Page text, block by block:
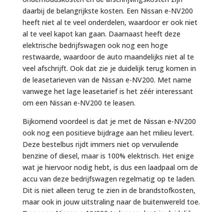
daarbij de belangrijkste kosten. Een Nissan e-NV200
heeft niet al te veel onderdelen, waardoor er ook niet
al te veel kapot kan gaan. Daarnaast heeft deze
elektrische bedrijfswagen ook nog een hoge
restwaarde, waardoor de auto maandelijks niet al te
veel afschrijft. Ook dat zie je duidelijk terug komen in
de leasetarieven van de Nissan e-NV200. Met name
vanwege het lage leasetarief is het zéér interessant
om een Nissan e-NV200 te leasen.
Bijkomend voordeel is dat je met de Nissan e-NV200
ook nog een positieve bijdrage aan het milieu levert.
Deze bestelbus rijdt immers niet op vervuilende
benzine of diesel, maar is 100% elektrisch. Het enige
wat je hiervoor nodig hebt, is dus een laadpaal om de
accu van deze bedrijfswagen regelmatig op te laden.
Dit is niet alleen terug te zien in de brandstofkosten,
maar ook in jouw uitstraling naar de buitenwereld toe.